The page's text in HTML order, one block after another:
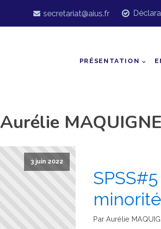
secretariat@aius.fr
PRÉSENTATION
Aurélie
3 juin 2022
Par Aurélie